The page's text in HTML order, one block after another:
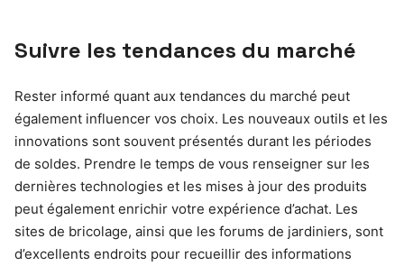
Suivre les tendances du marché
Rester informé quant aux tendances du marché peut
également influencer vos choix. Les nouveaux outils et les
innovations sont souvent présentés durant les périodes
de soldes. Prendre le temps de vous renseigner sur les
dernières technologies et les mises à jour des produits
peut également enrichir votre expérience d’achat. Les
sites de bricolage, ainsi que les forums de jardiniers, sont
d’excellents endroits pour recueillir des informations